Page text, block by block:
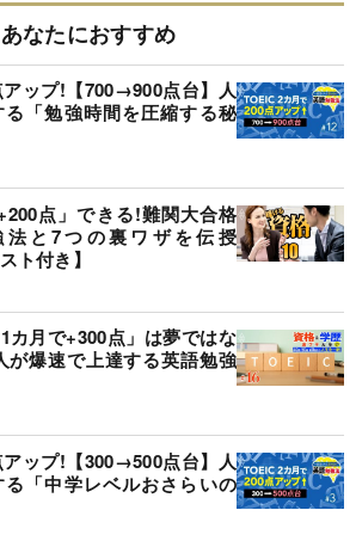
あなたにおすすめ
ップ!【700→900点台】人
「勉強時間を圧縮する秘
点」できる!難関大合格
と7つの裏ワザを伝授
ト付き】
カ月で+300点」は夢ではな
が爆速で上達する英語勉強
ップ!【300→500点台】人
「中学レベルおさらいの